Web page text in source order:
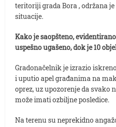
teritoriji grada Bora , održana
situacije.
Kako je saopšteno,
uspešno ugašeno, dok je 10
Gradonačelnik je izrazio
i uputio apel građanima na
oprez, uz upozorenje da svako
može imati ozbiljne posledice.
Na terenu su neprekidno